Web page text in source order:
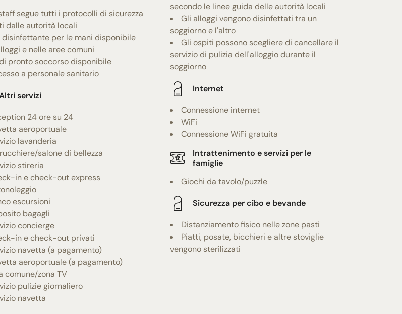
segue tutti i protocolli di sicurezza
dalle autorità locali
disinfettante per le mani disponibile
e nelle aree comuni
pronto soccorso disponibile
a personale sanitario
servizi
24 ore su 24
aeroportuale
lavanderia
salone di bellezza
stireria
in e check-out express
escursioni
bagagli
concierge
in e check-out privati
navetta (a pagamento)
aeroportuale (a pagamento)
comune/zona TV
pulizie giornaliero
navetta
secondo le linee guida delle autorità locali
Gli alloggi vengono disinfettati tra un
soggiorno e l'altro
Gli ospiti possono scegliere di cancellare il
servizio di pulizia dell'alloggio durante il
soggiorno
Internet
Connessione internet
WiFi
Connessione WiFi gratuita
Intrattenimento e servizi per le
famiglie
Giochi da tavolo/puzzle
Sicurezza per cibo e bevande
Distanziamento fisico nelle zone pasti
Piatti, posate, bicchieri e altre stoviglie
vengono sterilizzati